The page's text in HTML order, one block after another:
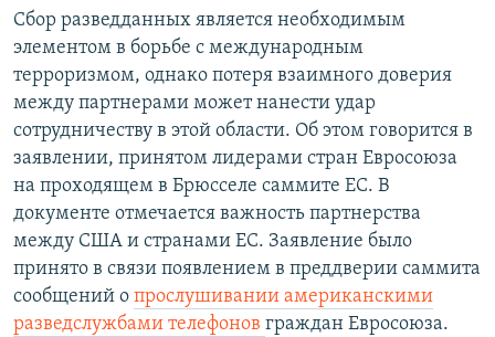
Сбор разведданных является необходимым
элементом в борьбе с международным
терроризмом, однако потеря взаимного доверия
между партнерами может нанести удар
сотрудничеству в этой области. Об этом говорится в
заявлении, принятом лидерами стран Евросоюза
на проходящем в Брюсселе саммите ЕС. В
документе отмечается важность партнерства
между США и странами ЕС. Заявление было
принято в связи появлением в преддверии саммита
сообщений о прослушивании американскими
разведслужбами телефонов граждан Евросоюза.